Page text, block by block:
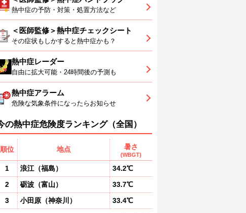
14
26
89
1
15
26
90
1
16
26
25
18
25
92
熱中症の予防・対策・処置方法など
＜医師監修＞熱中症チェックシート
その症状もしかすると熱中症かも？
熱中症レーダー
自由に拡大可能・24時間後の予測も
熱中症アラーム
危険な気象条件になったらお知らせ
の熱中症危険度ランキング（全国）
順位 地点 暑さ
(WBGT)
1 浪江 （福島）
34.2℃
2
砺波 （富山）
33.7℃
3
小田原 （神奈川 ） 33.4℃